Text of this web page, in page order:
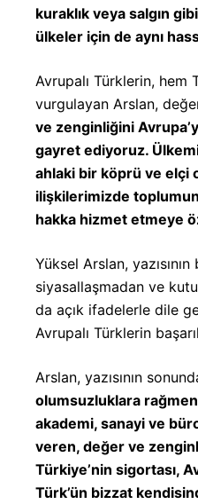
kuraklık veya salgın
ülkeler için de aynı
Avrupalı Türklerin, hem
vurgulayan Arslan,
ve zenginliğini
gayret ediyoruz.
ahlaki bir köprü ve elçi
ilişkilerimizde
hakka hizmet etmeye
Yüksel Arslan,
siyasallaşmadan ve
da açık ifadelerle dile
Avrupalı Türklerin
Arslan, yazısının
olumsuzluklara
akademi, sanayi ve
veren, değer ve
Türkiye’nin sigortası,
Türk’ün bizzat